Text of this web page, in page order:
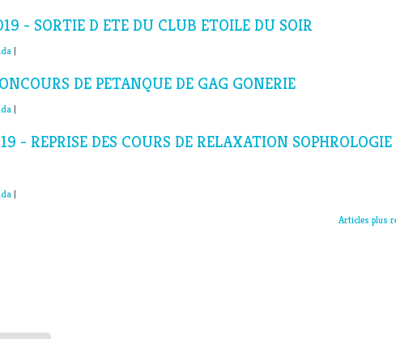
- SORTIE D ETE DU CLUB ETOILE DU SOIR
|
DE PETANQUE DE GAG GONERIE
|
- REPRISE DES COURS DE RELAXATION SOPHROLOGIE
|
Articles plus